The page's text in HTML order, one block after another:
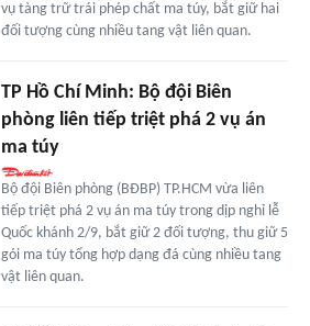
vụ tàng trữ trái phép chất ma túy, bắt giữ hai
đối tượng cùng nhiều tang vật liên quan.
TP Hồ Chí Minh: Bộ đội Biên
phòng liên tiếp triệt phá 2 vụ án
ma túy
Bộ đội Biên phòng (BĐBP) TP.HCM vừa liên
tiếp triệt phá 2 vụ án ma túy trong dịp nghỉ lễ
Quốc khánh 2/9, bắt giữ 2 đối tượng, thu giữ 5
gói ma túy tổng hợp dạng đá cùng nhiều tang
vật liên quan.